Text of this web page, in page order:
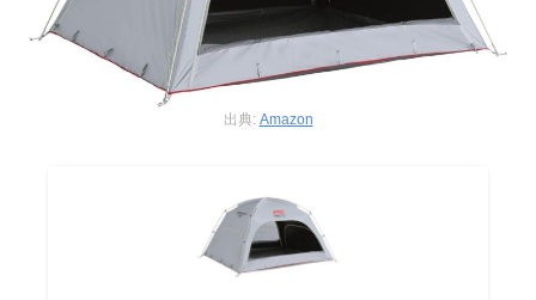
出典: Amazon